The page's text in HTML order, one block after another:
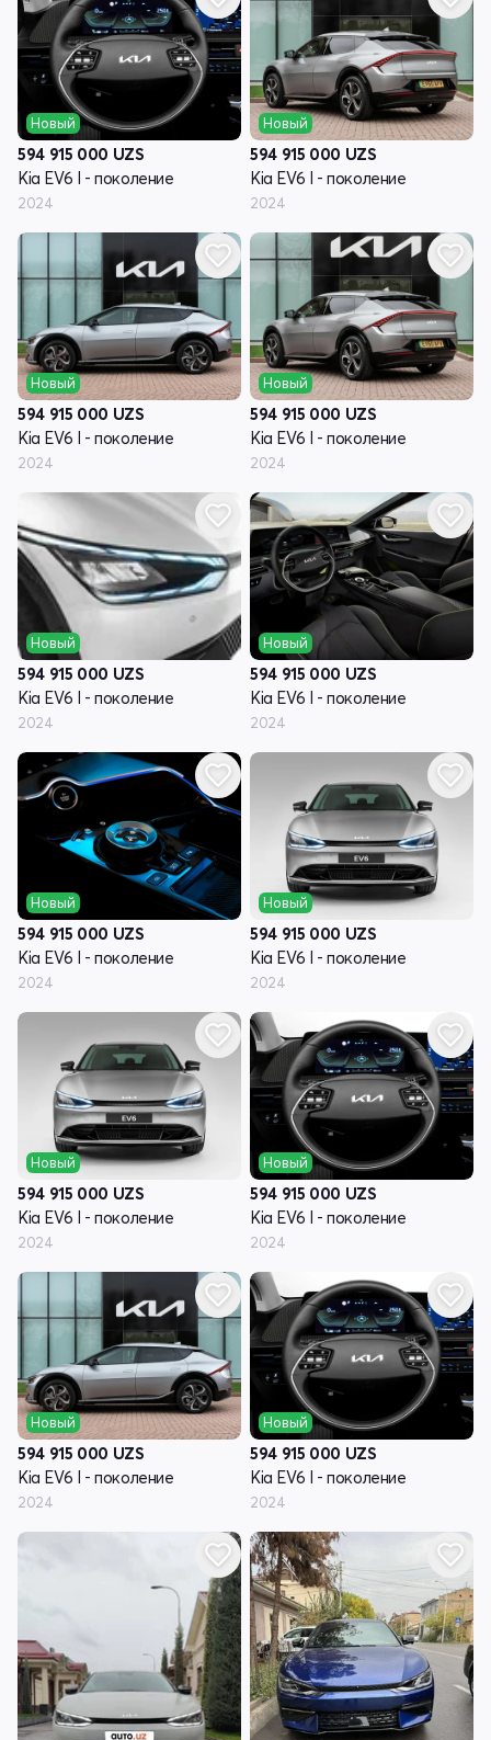
Новый
594 915 000 UZS
Kia EV6 I - поколение
2024
Новый
594 915 000 UZS
Kia EV6 I - поколение
2024
Новый
594 915 000 UZS
Kia EV6 I - поколение
2024
Новый
594 915 000 UZS
Kia EV6 I - поколение
2024
Новый
594 915 000 UZS
Kia EV6 I - поколение
2024
Новый
594 915 000 UZS
Kia EV6 I - поколение
2024
Новый
594 915 000 UZS
Kia EV6 I - поколение
2024
Новый
594 915 000 UZS
Kia EV6 I - поколение
2024
Новый
594 915 000 UZS
Kia EV6 I - поколение
2024
Новый
594 915 000 UZS
Kia EV6 I - поколение
2024
Новый
594 915 000 UZS
Kia EV6 I - поколение
2024
Новый
594 915 000 UZS
Kia EV6 I - поколение
2024